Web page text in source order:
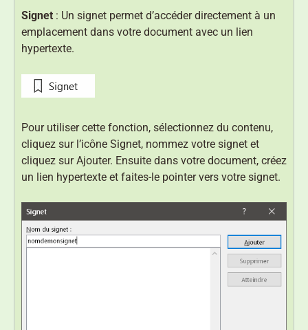
Signet : Un signet permet d’accéder directement à un
emplacement dans votre document avec un lien
hypertexte.
Pour utiliser cette fonction, sélectionnez du contenu,
cliquez sur l’icône Signet, nommez votre signet et
cliquez sur Ajouter. Ensuite dans votre document, créez
un lien hypertexte et faites-le pointer vers votre signet.